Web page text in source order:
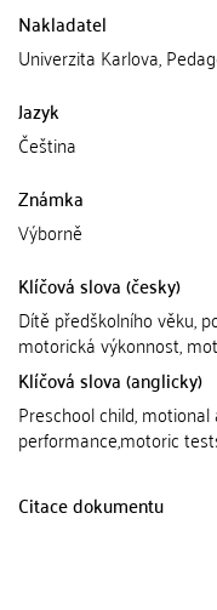
Nakladatel
Univerzita Karlova,
Jazyk
Čeština
Známka
Výborně
Klíčová slova (česky)
Dítě předškolního věku,
motorická výkonnost,
Klíčová slova (anglicky)
Preschool child,
performance,motoric
Citace dokumentu